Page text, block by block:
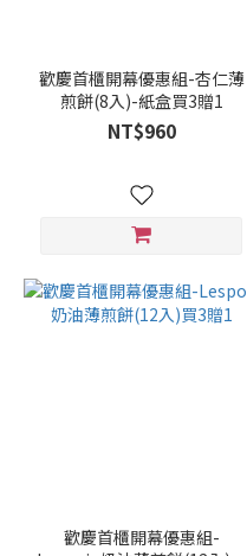
五
歡慶首櫃開幕優惠組-杏仁薄
煎餅(8入)-紙盒買3贈1
NT$960
歡慶首櫃開幕優惠組-